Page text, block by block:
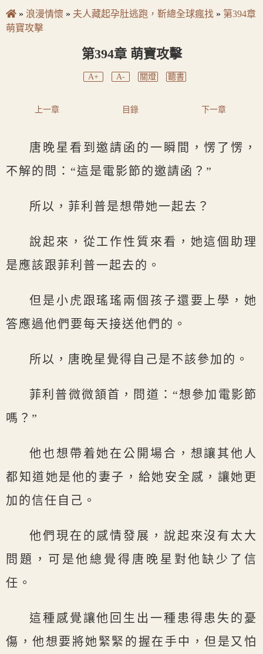
» 浪漫情懷 » 夫人藏起孕肚逃跑，靳總全球瘋找 » 第394章
萌寶攻擊
第394章 萌寶攻擊
A+ A- 關燈 聽書
上一章 目錄 下一章
唐晚星看到邀請函的一瞬間，愣了愣，
不解的問：“這是電影節的邀請函？”
所以，菲利普是想帶她一起去？
說起來，從工作性質來看，她這個助理
是應該跟菲利普一起去的。
但是小虎跟瑤瑤兩個孩子還要上學，她
答應過他們要每天接送他們的。
所以，唐晚星覺得自己是不該參加的。
菲利普微微頷首，問道：“想參加電影節
嗎？”
他也想帶着她在公開場合，想讓其他人
都知道她是他的妻子，給她安全感，讓她更
加的信任自己。
他們現在的感情發展，說起來沒有太大
問題，可是他總覺得唐晚星對他缺少了信
任。
這種感覺讓他回生出一種患得患失的憂
傷，他想要將她緊緊的握在手中，但是又怕